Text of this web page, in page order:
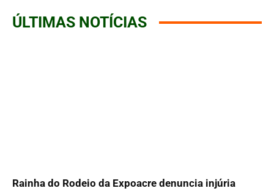
ÚLTIMAS NOTÍCIAS
Rainha do Rodeio da Expoacre denuncia injúria